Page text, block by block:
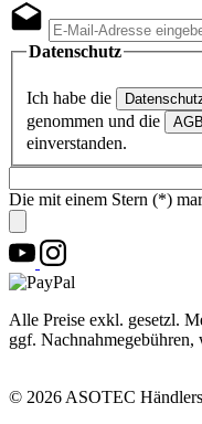
Datenschutz
Ich habe die
genommen und die
AGB
einverstanden.
Die mit einem Stern (*)
Alle Preise exkl. gesetzl.
ggf. Nachnahmegebühren,
© 2026 ASOTEC